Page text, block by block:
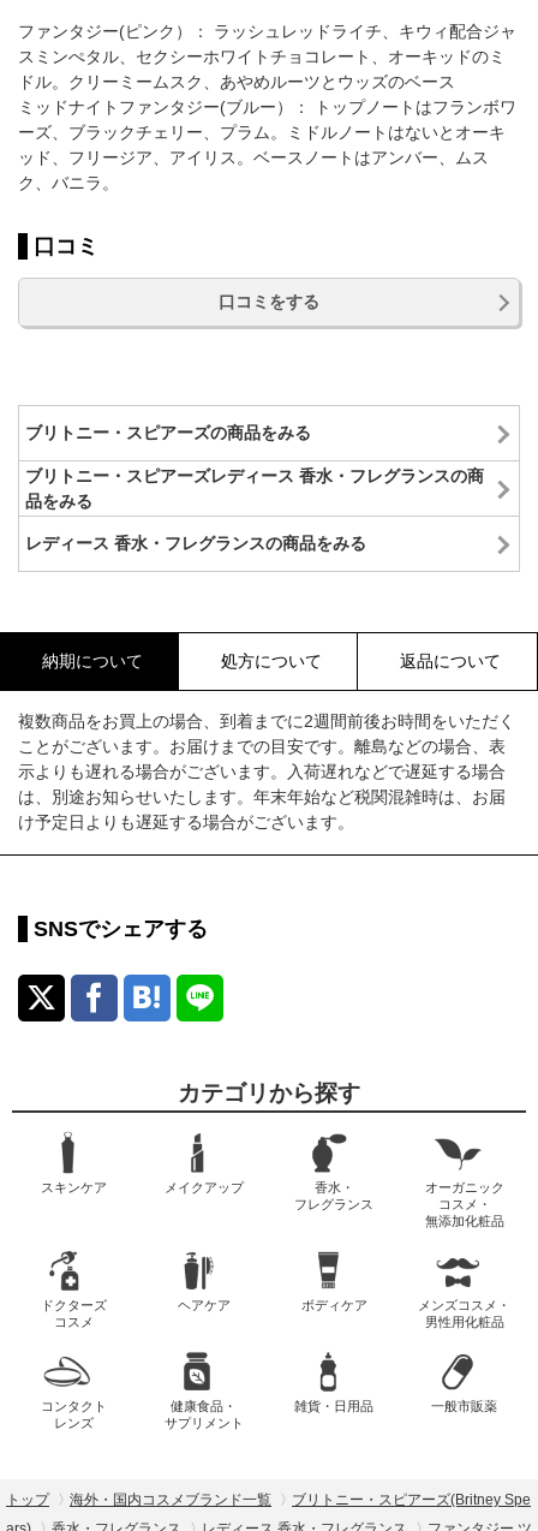
ファンタジー(ピンク）： ラッシュレッドライチ、キウィ配合ジャ
スミンぺタル、セクシーホワイトチョコレート、オーキッドのミ
ドル。クリーミームスク、あやめルーツとウッズのベース
ミッドナイトファンタジー(ブルー）： トップノートはフランボワ
ーズ、ブラックチェリー、プラム。ミドルノートはないとオーキ
ッド、フリージア、アイリス。ベースノートはアンバー、ムス
ク、バニラ。
口コミ
口コミをする
ブリトニー・スピアーズの商品をみる
ブリトニー・スピアーズレディース 香水・フレグランスの商
品をみる
レディース 香水・フレグランスの商品をみる
納期について 処方について 返品について
複数商品をお買上の場合、到着までに2週間前後お時間をいただく
ことがございます。お届けまでの目安です。離島などの場合、表
示よりも遅れる場合がございます。入荷遅れなどで遅延する場合
は、別途お知らせいたします。年末年始など税関混雑時は、お届
け予定日よりも遅延する場合がございます。
SNSでシェアする
カテゴリから探す
スキンケア メイクアップ
香水・
フレグランス
オーガニック
コスメ・
無添加化粧品
ドクターズ
コスメ
ヘアケア ボディケア
メンズコスメ・
男性用化粧品
コンタクト
レンズ
健康食品・
サプリメント
雑貨・日用品 一般市販薬
トップ 海外・国内コスメブランド一覧
ブリトニー・スピアーズ(Britney Spe